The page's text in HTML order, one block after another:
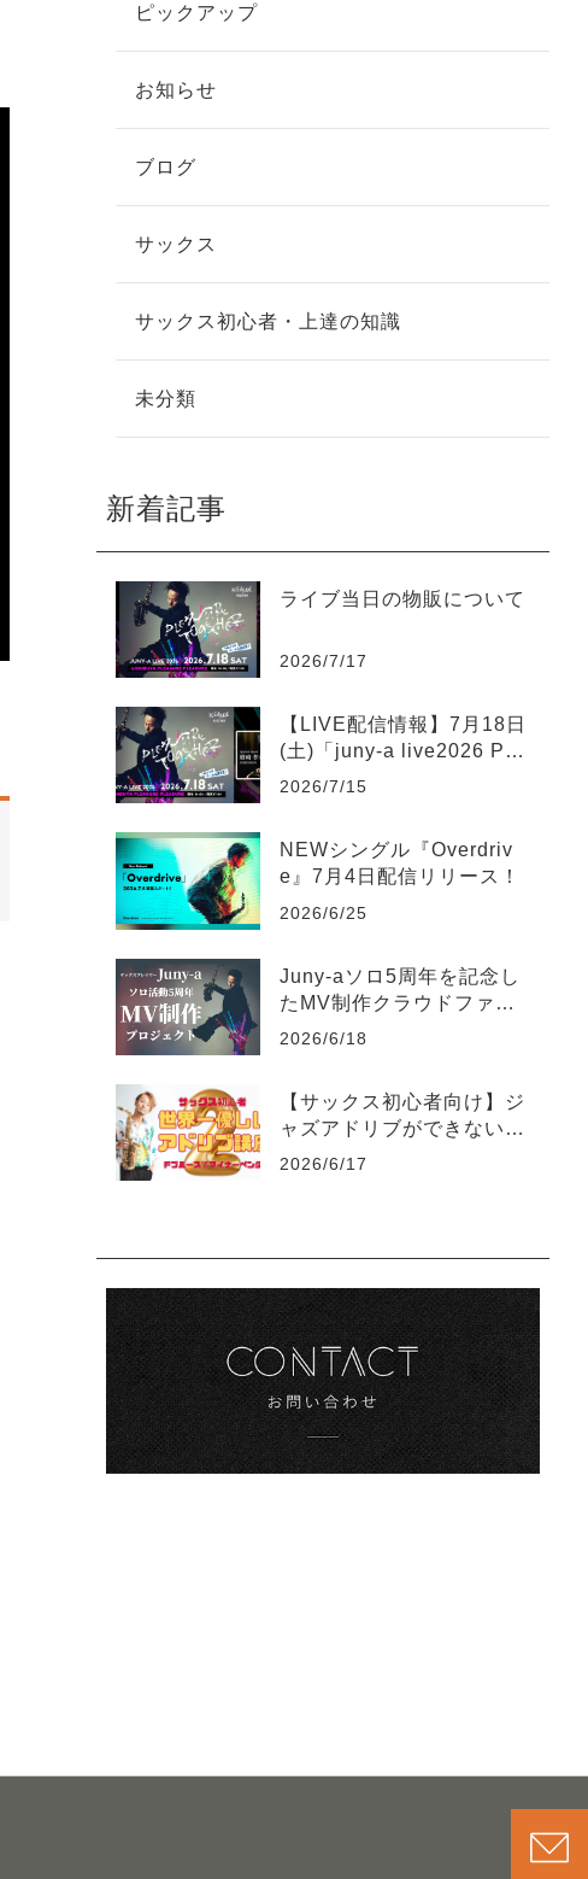
ピックアップ
お知らせ
ブログ
サックス
サックス初心者・上達の知識
未分類
新着記事
ライブ当日の物販について
2026/7/17
【LIVE配信情報】7月18日
(土)「juny-a live2026 Ple
asure Together」ツイキャ
2026/7/15
NEWシングル『Overdriv
e』7月4日配信リリース！
2026/6/25
Juny-aソロ5周年を記念し
たMV制作クラウドファン
ディングがスタート
2026/6/18
【サックス初心者向け】ジ
ャズアドリブができない人
のための世界一優しい練習
2026/6/17